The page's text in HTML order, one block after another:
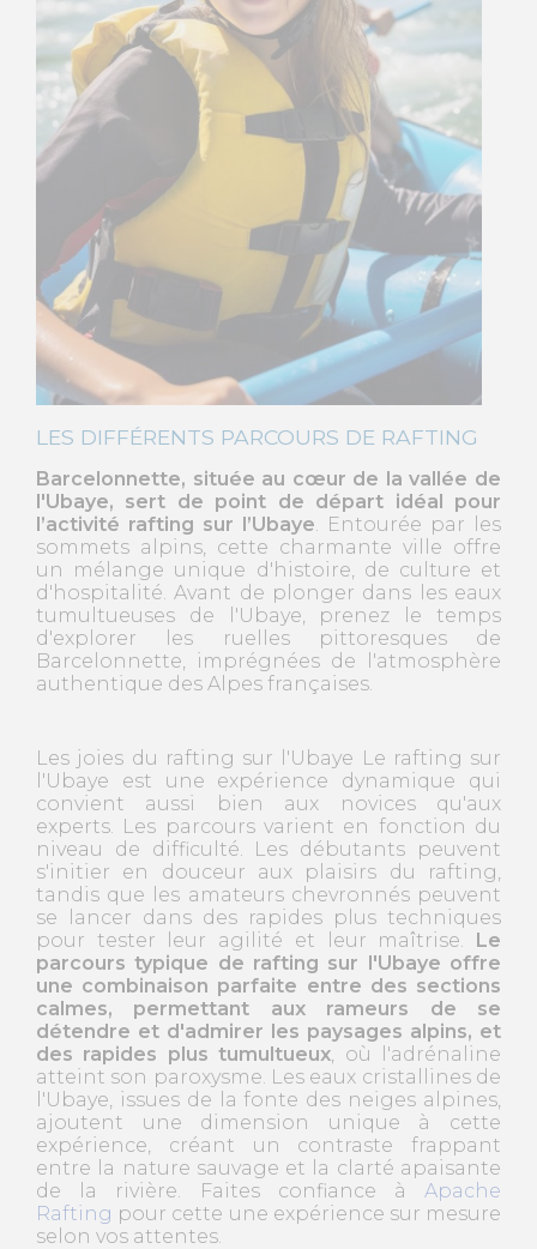
LES DIFFÉRENTS PARCOURS DE RAFTING
Barcelonnette, située au cœur de la vallée de
l'Ubaye, sert de point de départ idéal pour
l’activité rafting sur l’Ubaye . Entourée par les
sommets alpins, cette charmante ville offre
un mélange unique d'histoire, de culture et
d'hospitalité. Avant de plonger dans les eaux
tumultueuses de l'Ubaye, prenez le temps
d'explorer les ruelles pittoresques de
Barcelonnette, imprégnées de l'atmosphère
authentique des Alpes françaises.
Les joies du rafting sur l'Ubaye Le rafting sur
l'Ubaye est une expérience dynamique qui
convient aussi bien aux novices qu'aux
experts. Les parcours varient en fonction du
niveau de difficulté. Les débutants peuvent
s'initier en douceur aux plaisirs du rafting,
tandis que les amateurs chevronnés peuvent
se lancer dans des rapides plus techniques
pour tester leur agilité et leur maîtrise. Le
parcours typique de rafting sur l'Ubaye offre
une combinaison parfaite entre des sections
calmes, permettant aux rameurs de se
détendre et d'admirer les paysages alpins, et
des rapides plus tumultueux , où l'adrénaline
atteint son paroxysme. Les eaux cristallines de
l'Ubaye, issues de la fonte des neiges alpines,
ajoutent une dimension unique à cette
expérience, créant un contraste frappant
entre la nature sauvage et la clarté apaisante
de la rivière. Faites confiance à Apache
Rafting pour cette une expérience sur mesure
selon vos attentes.